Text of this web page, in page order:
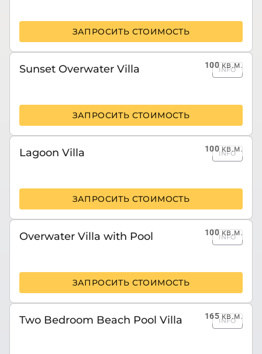
ЗАПРОСИТЬ СТОИМОСТЬ
100кв.м.
Sunset Overwater Villa INFO
ЗАПРОСИТЬ СТОИМОСТЬ
100кв.м.
Lagoon Villa INFO
ЗАПРОСИТЬ СТОИМОСТЬ
100кв.м.
Overwater Villa with Pool INFO
ЗАПРОСИТЬ СТОИМОСТЬ
165кв.м.
Two Bedroom Beach Pool Villa INFO